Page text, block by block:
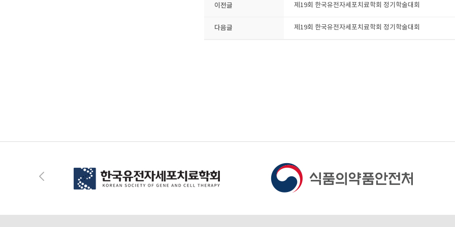
이전글 제19회 한국유전자세포치료학회 정기학술대회
다음글 제19회 한국유전자세포치료학회 정기학술대회